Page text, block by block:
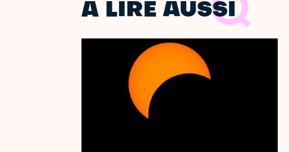
À LIRE AUSSI